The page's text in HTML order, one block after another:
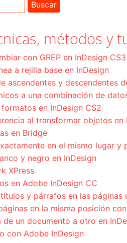
métodos y
con GREP en InDesign
a rejilla base en InDesign
ascendentes y descendentes
a una combinación de
en InDesign CS2
al transformar objetos en
en Bridge
en el mismo lugar y
y negro en InDesign
XPress
en Adobe InDesign CC
y párrafos en las páginas
en la misma posición
un documento a otro en
con Adobe InDesign